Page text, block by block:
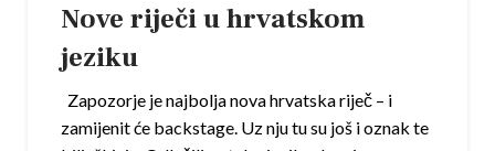
Nove riječi u hrvatskom
jeziku
Zapozorje je najbolja nova hrvatska riječ – i
zamijenit će backstage. Uz nju tu su još i oznak te